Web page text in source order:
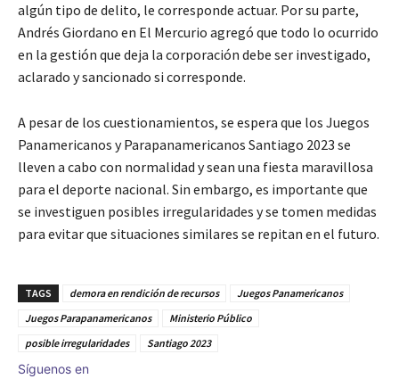
algún tipo de delito, le corresponde actuar. Por su parte,
Andrés Giordano en El Mercurio agregó que todo lo ocurrido
en la gestión que deja la corporación debe ser investigado,
aclarado y sancionado si corresponde.
A pesar de los cuestionamientos, se espera que los Juegos
Panamericanos y Parapanamericanos Santiago 2023 se
lleven a cabo con normalidad y sean una fiesta maravillosa
para el deporte nacional. Sin embargo, es importante que
se investiguen posibles irregularidades y se tomen medidas
para evitar que situaciones similares se repitan en el futuro.
TAGS demora en rendición de recursos
Juegos Panamericanos
Juegos Parapanamericanos
Ministerio Público
posible irregularidades
Santiago 2023
Síguenos en